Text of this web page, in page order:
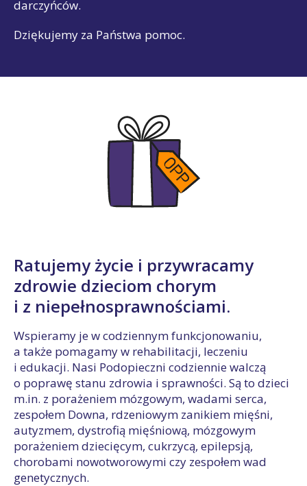
darczyńców.
Dziękujemy za Państwa pomoc.
Ratujemy życie i przywracamy
zdrowie dzieciom chorym
i z niepełnosprawnościami.
Wspieramy je w codziennym funkcjonowaniu,
a także pomagamy w rehabilitacji, leczeniu
i edukacji. Nasi Podopieczni codziennie walczą
o poprawę stanu zdrowia i sprawności. Są to dzieci
m.in. z porażeniem mózgowym, wadami serca,
zespołem Downa, rdzeniowym zanikiem mięśni,
autyzmem, dystrofią mięśniową, mózgowym
porażeniem dziecięcym, cukrzycą, epilepsją,
chorobami nowotworowymi czy zespołem wad
genetycznych.